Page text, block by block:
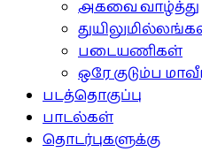
அகவை வாழ்த்து
படையணிகள்
ஒரே குடும்ப
படத்தொகுப்பு
பாடல்கள்
தொடர்புகளுக்கு